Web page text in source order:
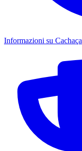
Informazioni su Cachaça